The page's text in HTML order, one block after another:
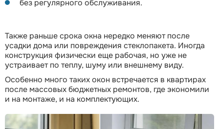
без регулярного обслуживания.
Также раньше срока окна нередко меняют после
усадки дома или повреждения стеклопакета. Иногда
конструкция физически еще рабочая, но уже не
устраивает по теплу, шуму или внешнему виду.
Особенно много таких окон встречается в квартирах
после массовых бюджетных ремонтов, где экономили
и на монтаже, и на комплектующих.